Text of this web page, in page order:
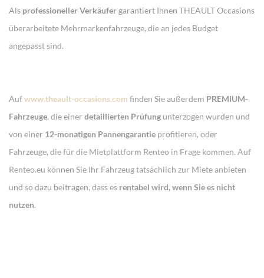
Als professioneller Verkäufer garantiert Ihnen THEAULT Occasions
überarbeitete Mehrmarkenfahrzeuge, die an jedes Budget
angepasst sind.
Aufwww.theault-occasions.com finden Sie außerdem PREMIUM-
Fahrzeuge, die einer detaillierten Prüfung unterzogen wurden und
von einer 12-monatigen Pannengarantie profitieren, oder
Fahrzeuge, die für die Mietplattform Renteo in Frage kommen. Auf
Renteo.eu können Sie Ihr Fahrzeug tatsächlich zur Miete anbieten
und so dazu beitragen, dass es rentabel wird, wenn Sie es nicht
nutzen.